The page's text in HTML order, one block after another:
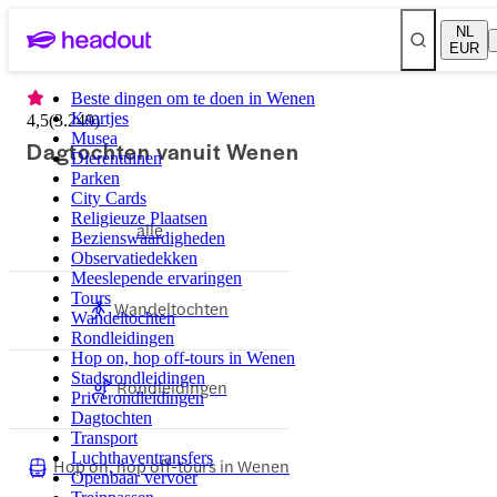
NL
EUR
Beste dingen om te doen in Wenen
Kaartjes
Musea
Dierentuinen
Parken
City Cards
Religieuze Plaatsen
Bezienswaardigheden
Observatiedekken
Meeslepende ervaringen
Tours
Wandeltochten
Rondleidingen
Hop on, hop off-tours in Wenen
Stadsrondleidingen
Privérondleidingen
Dagtochten
Transport
Luchthaventransfers
Openbaar vervoer
4,5(3.249)
Dagtochten vanuit Wenen
alle
Wandeltochten
Rondleidingen
Hop on, hop off-tours in Wenen